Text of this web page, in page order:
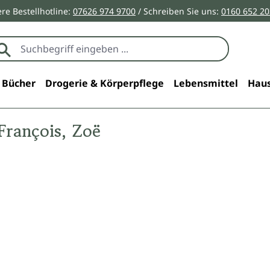
Bestellhotline: 07626 974 9700 / Schreiben Sie uns: 0160 652
Bücher Drogerie & Körperpflege Lebensmittel
Zoë